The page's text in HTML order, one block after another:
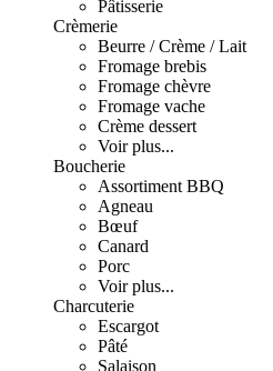
Pâtisserie
Crèmerie
Beurre / Crème / Lait
Fromage brebis
Fromage chèvre
Fromage vache
Crème dessert
Voir plus...
Boucherie
Assortiment BBQ
Agneau
Bœuf
Canard
Porc
Voir plus...
Charcuterie
Escargot
Pâté
Salaison